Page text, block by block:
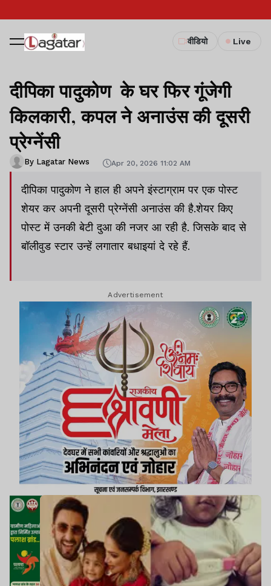
वीडियो Live
दीपिका पादुकोण के घर फिर गूंजेगी
किलकारी, कपल ने अनाउंस की दूसरी
प्रेग्नेंसी
By Lagatar News Apr 20, 2026 11:02 AM
दीपिका पादुकोण ने हाल ही अपने इंस्टाग्राम पर एक पोस्ट
शेयर कर अपनी दूसरी प्रेग्नेंसी अनाउंस की है.शेयर किए
पोस्ट में उनकी बेटी दुआ की नजर आ रही है. जिसके बाद से
बॉलीवुड स्टार उन्हें लगातार बधाइयां दे रहे हैं.
Advertisement